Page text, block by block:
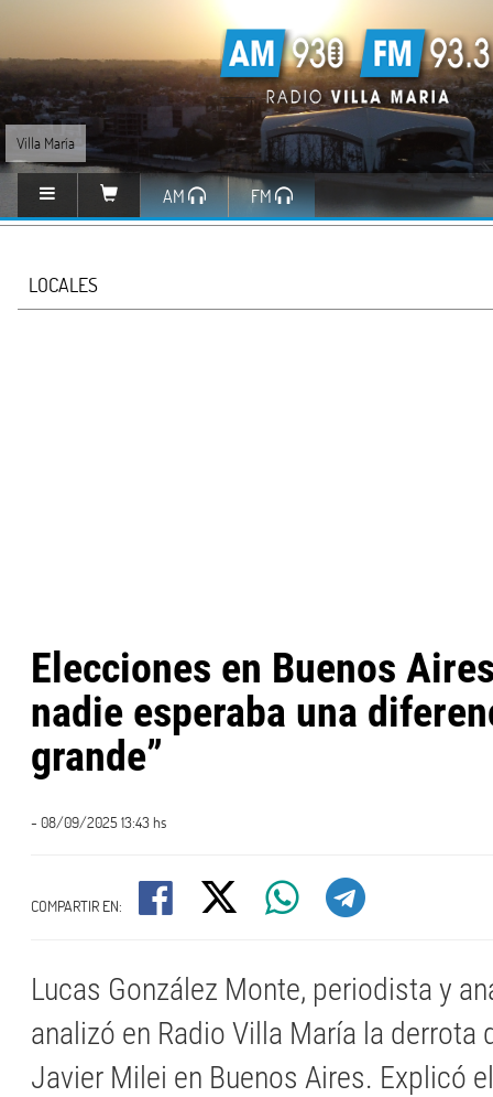
Villa María
AM FM
LOCALES
Elecciones en Buenos
nadie esperaba una
grande”
- 08/09/2025 13:43 hs
COMPARTIR EN:
Lucas González Monte, periodista y
analizó en Radio Villa María la derrota
Javier Milei en Buenos Aires. Explicó